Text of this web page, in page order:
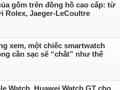
gốm trên đồng hồ cao cấp: từ
Rolex, Jaeger-LeCoultre
xem, một chiếc smartwatch
cần sạc sẽ “chất” như thế
Watch, Huawei Watch GT cho